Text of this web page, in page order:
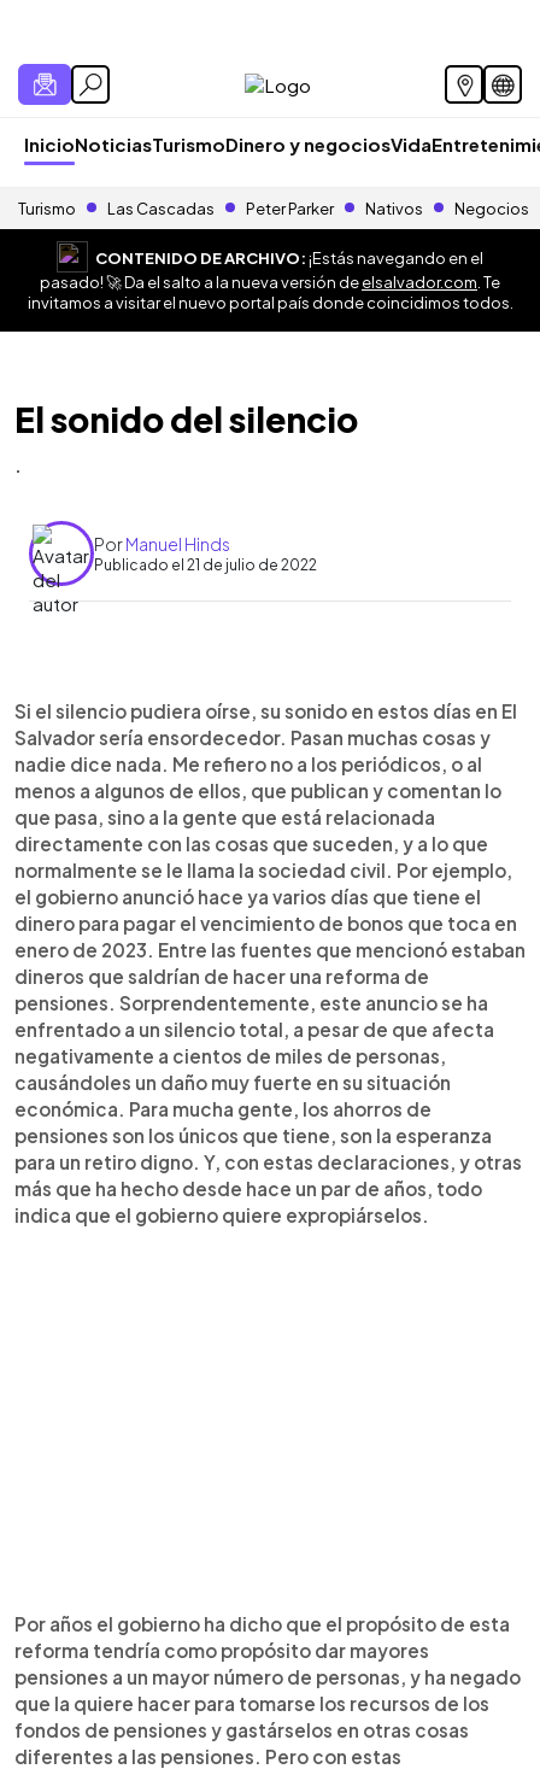
InicioNoticiasTurismoDinero y negociosVida
Turismo Las Cascadas Peter Parker Nativos Negocios
CONTENIDO DE ARCHIVO:¡Estás navegando en el
pasado! 🚀 Da el salto a la nueva versión deelsalvador.com . Te
invitamos a visitar el nuevo portal país donde coincidimos todos.
El sonido del silencio
.
PorManuel Hinds
Publicado el 21 de julio de 2022
► Escuchar artículo
Si el silencio pudiera oírse, su sonido en estos días en El
Salvador sería ensordecedor. Pasan muchas cosas y
nadie dice nada. Me refiero no a los periódicos, o al
menos a algunos de ellos, que publican y comentan lo
que pasa, sino a la gente que está relacionada
directamente con las cosas que suceden, y a lo que
normalmente se le llama la sociedad civil. Por ejemplo,
el gobierno anunció hace ya varios días que tiene el
dinero para pagar el vencimiento de bonos que toca en
enero de 2023. Entre las fuentes que mencionó estaban
dineros que saldrían de hacer una reforma de
pensiones. Sorprendentemente, este anuncio se ha
enfrentado a un silencio total, a pesar de que afecta
negativamente a cientos de miles de personas,
causándoles un daño muy fuerte en su situación
económica. Para mucha gente, los ahorros de
pensiones son los únicos que tiene, son la esperanza
para un retiro digno. Y, con estas declaraciones, y otras
más que ha hecho desde hace un par de años, todo
indica que el gobierno quiere expropiárselos.
Por años el gobierno ha dicho que el propósito de esta
reforma tendría como propósito dar mayores
pensiones a un mayor número de personas, y ha negado
que la quiere hacer para tomarse los recursos de los
fondos de pensiones y gastárselos en otras cosas
diferentes a las pensiones. Pero con estas